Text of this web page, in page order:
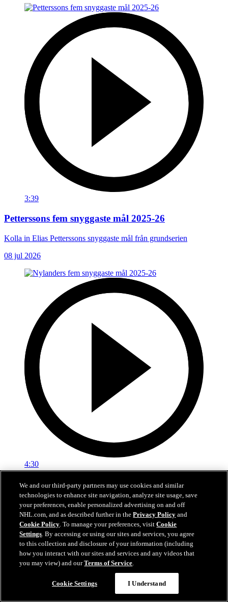
3:39
Petterssons fem snyggaste mål 2025-26
Kolla in Elias Petterssons snyggaste mål från grundserien
08 jul 2026
4:30
Nylanders fem snyggaste mål 2025-26
Kolla in William Nylanders snyggaste mål från grundserien
06 jul 2026
We and our third-party partners may use cookies and similar
technologies to enhance site navigation, analyze site usage, save
your preferences, enable personalized advertising on and off
NHL.com, and as described further in thePrivacy Policy and
Cookie Policy. To manage your preferences, visitCookie
Settings. By accessing or using our sites and services, you agree
to this collection and disclosure of your information (including
how you interact with our sites and services and any videos that
you may view) and ourTerms of Service.
Cookie Settings I Understand